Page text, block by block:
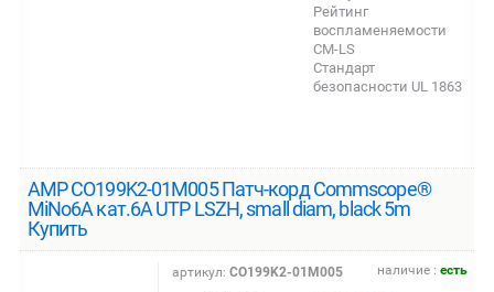
Рейтинг
воспламеняемости
CM-LS
Стандарт
безопасности UL 1863
AMP CO199K2-01M005 Патч-корд Commscope®
MiNo6A кат.6A UTP LSZH, small diam, black 5m
Купить
наличие :есть
артикул: CO199K2-01M005